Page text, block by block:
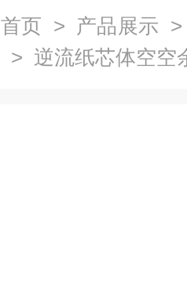
首页 > 产品展示
> 逆流纸芯体空空